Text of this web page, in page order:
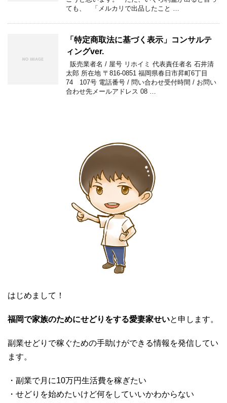
ても、 「メルカリで出品したこと …
「特定商取法に基づく表示」コンサルテ
ィングver.
販売業者名 / 屋号 リホイミ 代表責任者名 石井清
太郎 所在地 〒816-0851 福岡県春日市昇町6丁目
74 107号 電話番号 / 問い合わせ受付時間 / お問い
合わせ先メールアドレス 08 …
はじめまして！
福岡で家族のためにせどりをする愛妻家せいと申します。
副業せどりで稼ぐための手助けができる情報を発信してい
ます。
・副業で月に10万円生活費を稼ぎたい
・せどりを始めたいけど何をしていいかわからない